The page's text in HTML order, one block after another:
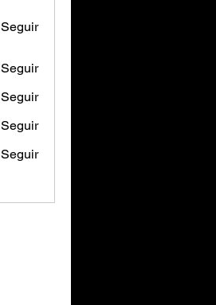
Seguir
Seguir
Seguir
Seguir
Seguir